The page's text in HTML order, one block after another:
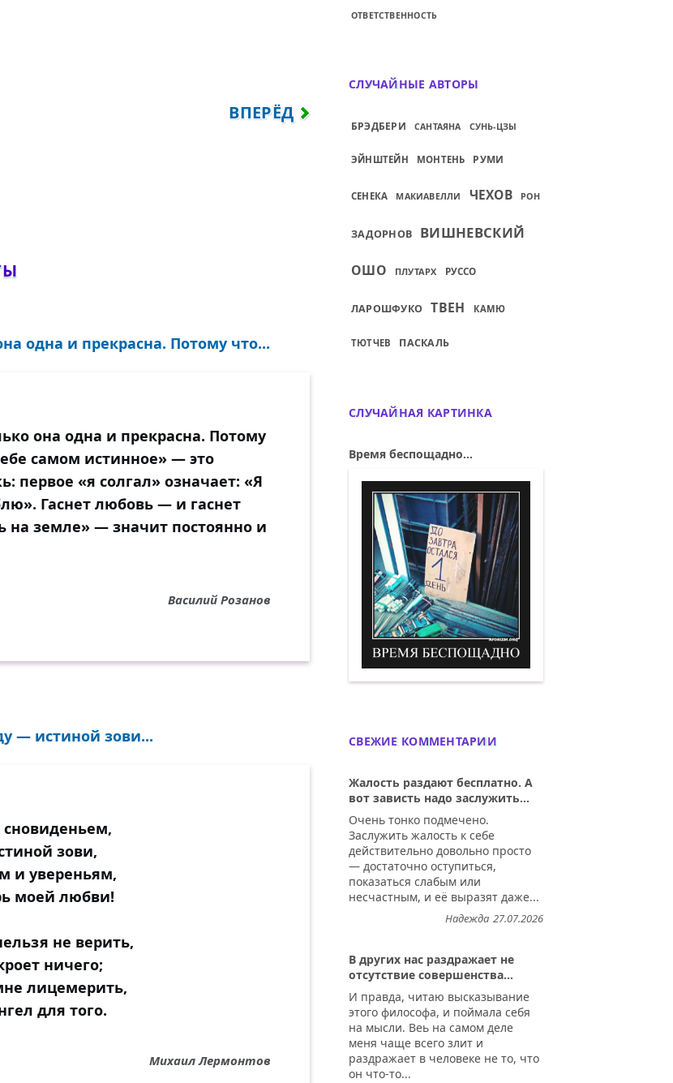
В НЕЙ ЗАЛОГ УСПОКОЕНИЯ…СЛЕДУЮЩИЙ: ТОГДА ТОЛЬКО ОЧИЩАЕТСЯ
ВПЕРЁД
одна и прекрасна. Потому что...
она одна и прекрасна. Потому
самом истинное» — это
«я солгал» означает: «Я
Гаснет любовь — и гаснет
на земле» — значит постоянно и
Василий Розанов
— истиной зови...
зови,
и увереньям,
моей любви!
не верить,
ничего;
лицемерить,
для того.
Михаил Лермонтов
ОТВЕТСТВЕННОСТЬ
СЛУЧАЙНЫЕ АВТОРЫ
БРЭДБЕРИ САНТАЯНА СУНЬ-ЦЗЫ
ЭЙНШТЕЙН МОНТЕНЬ РУМИ
СЕНЕКА МАКИАВЕЛЛИ ЧЕХОВ РОН
ЗАДОРНОВ ВИШНЕВСКИЙ
ОШО ПЛУТАРХ РУССО
ЛАРОШФУКО ТВЕН КАМЮ
ТЮТЧЕВ ПАСКАЛЬ
СЛУЧАЙНАЯ КАРТИНКА
Время беспощадно...
Время беспощадно. Демотиватор
СВЕЖИЕ КОММЕНТАРИИ
Жалость раздают бесплатно. А
вот зависть надо заслужить...
Очень тонко подмечено.
Заслужить жалость к себе
действительно довольно просто
— достаточно оступиться,
показаться слабым или
несчастным, и её выразят даже...
27.07.2026
Надежда
В других нас раздражает не
отсутствие совершенства...
И правда, читаю высказывание
этого философа, и поймала себя
на мысли. Веь на самом деле
меня чаще всего злит и
раздражает в человеке не то, что
он что-то...